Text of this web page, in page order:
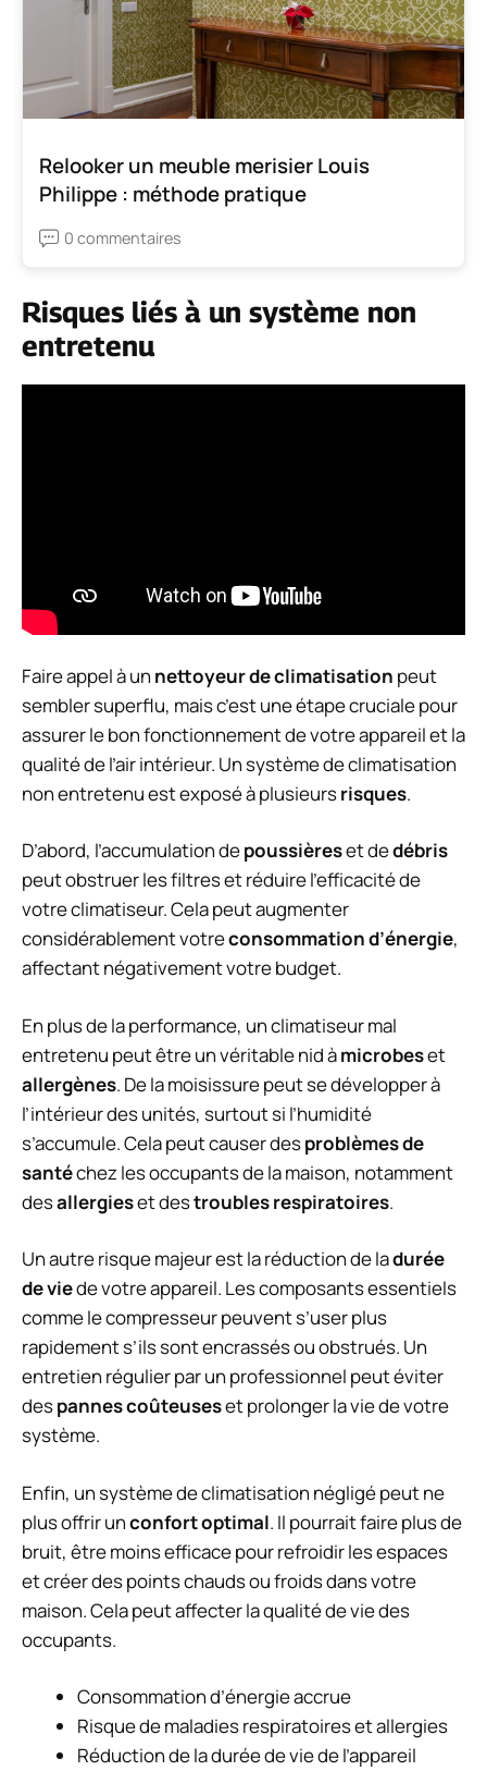
Relooker un meuble merisier Louis
Philippe : méthode pratique
0 commentaires
Risques liés à un système non
entretenu
Faire appel à un nettoyeur de climatisation peut
sembler superflu, mais c’est une étape cruciale pour
assurer le bon fonctionnement de votre appareil et la
qualité de l’air intérieur. Un système de climatisation
non entretenu est exposé à plusieursrisques.
D’abord, l’accumulation depoussièreset dedébris
peut obstruer les filtres et réduire l’efficacité de
votre climatiseur. Cela peut augmenter
considérablement votreconsommation d’énergie,
affectant négativement votre budget.
En plus de la performance, un climatiseur mal
entretenu peut être un véritable nid àmicrobeset
allergènes. De la moisissure peut se développer à
l’intérieur des unités, surtout si l’humidité
s’accumule. Cela peut causer desproblèmes de
santéchez les occupants de la maison, notamment
desallergieset destroubles respiratoires.
Un autre risque majeur est la réduction de ladurée
de viede votre appareil. Les composants essentiels
comme le compresseur peuvent s’user plus
rapidement s’ils sont encrassés ou obstrués. Un
entretien régulier par un professionnel peut éviter
despannes coûteuseset prolonger la vie de votre
système.
Enfin, un système de climatisation négligé peut ne
plus offrir unconfort optimal. Il pourrait faire plus de
bruit, être moins efficace pour refroidir les espaces
et créer des points chauds ou froids dans votre
maison. Cela peut affecter la qualité de vie des
occupants.
Consommation d’énergie accrue
Risque de maladies respiratoires et allergies
Réduction de la durée de vie de l’appareil